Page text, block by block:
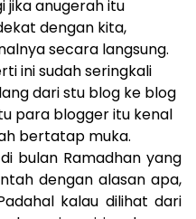
jika anugerah itu
dengan kita,
secara langsung.
ini sudah seringkali
dari stu blog ke blog
para blogger itu kenal
bertatap muka.
bulan Ramadhan yang
dengan alasan apa,
kalau dilihat dari